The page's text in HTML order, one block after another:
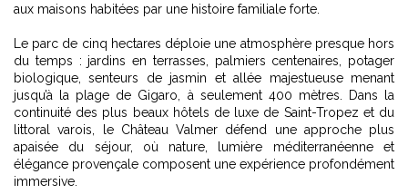
aux maisons habitées par une histoire familiale forte.
Le parc de cinq hectares déploie une atmosphère presque hors
du temps : jardins en terrasses, palmiers centenaires, potager
biologique, senteurs de jasmin et allée majestueuse menant
jusqu’à la plage de Gigaro, à seulement 400 mètres. Dans la
continuité des plus beaux hôtels de luxe de Saint-Tropez et du
littoral varois , le Château Valmer défend une approche plus
apaisée du séjour, où nature, lumière méditerranéenne et
élégance provençale composent une expérience profondément
immersive.